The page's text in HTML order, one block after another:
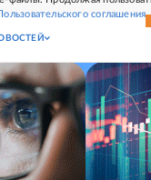
соглашения